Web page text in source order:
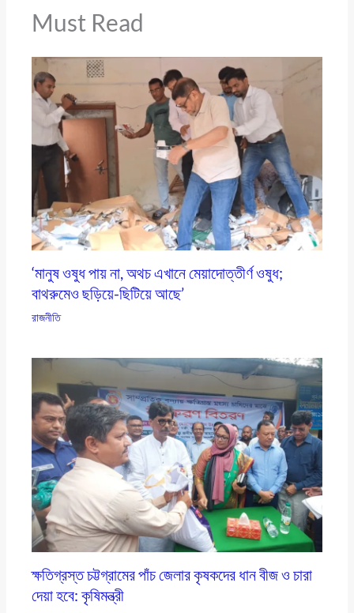
Must Read
‘মানুষ ওষুধ পায় না, অথচ এখানে মেয়াদোত্তীর্ণ ওষুধ;
বাথরুমেও ছড়িয়ে-ছিটিয়ে আছে’
রাজনীতি
ক্ষতিগ্রস্ত চট্টগ্রামের পাঁচ জেলার কৃষকদের ধান বীজ ও চারা
দেয়া হবে: কৃষিমন্ত্রী